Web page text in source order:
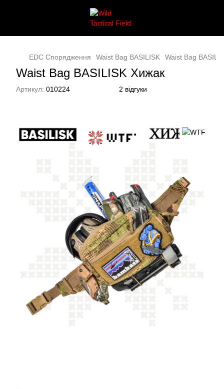
EDC Спорядження Waist Bag BASILISK Waist Bag
Waist Bag BASILISK Хижак
Артикул: 010224 2 відгуки